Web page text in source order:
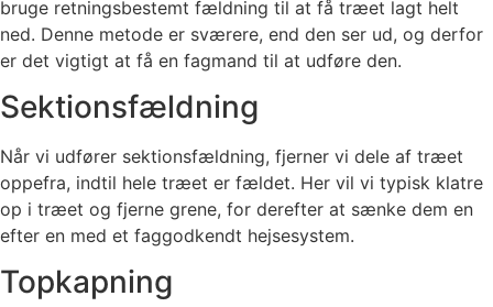
bruge retningsbestemt fældning til at få træet lagt helt
ned. Denne metode er sværere, end den ser ud, og derfor
er det vigtigt at få en fagmand til at udføre den.
Sektionsfældning
Når vi udfører sektionsfældning, fjerner vi dele af træet
oppefra, indtil hele træet er fældet. Her vil vi typisk klatre
op i træet og fjerne grene, for derefter at sænke dem en
efter en med et faggodkendt hejsesystem.
Topkapning